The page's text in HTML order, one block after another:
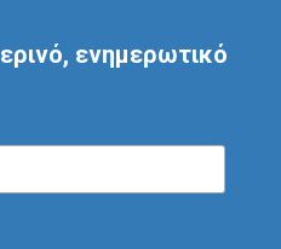
ενημερωτικό